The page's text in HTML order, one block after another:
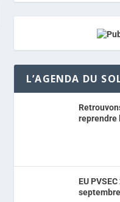
L’AGENDA DU
reprendre
EU